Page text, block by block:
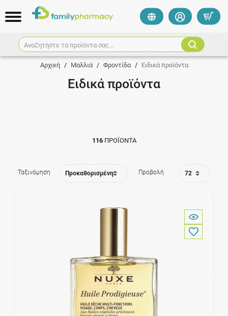
Αναζητήστε τα προϊόντα σας...
Αρχική / Μαλλιά / Φροντίδα / Ειδικά προϊόντα
Ειδικά προϊόντα
116ΠΡΟΪΌΝΤΑ
Ταξινόμηση Προβολή